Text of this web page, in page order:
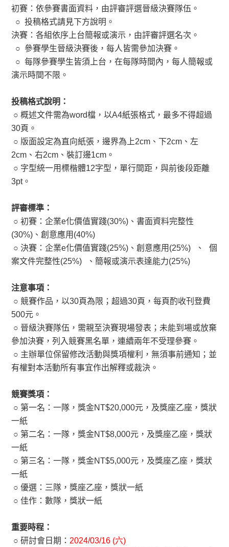
初賽：依參賽書面資料，由評審評選晉級決賽隊伍。
○ 投稿格式請見下方說明。
決賽：各組依序上台簡報或演示，由評審評選名次。
○ 參賽學生晉級決賽後，每人皆需參加決賽。
○ 每隊參賽學生皆須上台，在每隊時間內，每人簡報或
演示時間不限。
投稿格式說明：
○ 概述文件需為word檔，以A4紙張格式，最多不得超過
30頁。
○ 版面設定為直向紙張，邊界為上2cm、下2cm、左
2cm、右2cm、裝訂邊1cm。
○ 字型統一用標楷體12字型，單行間距，與前後段距離
3pt。
評審標準：
○初賽：企業e化價值實踐(30%)、書面資料完整性
(30%)、創意應用(40%)
○ 決賽：企業e化價值實踐(25%)、創意應用(25%) 、 個
案文件完整性(25%) 、簡報或演示表達能力(25%)
注意事項：
○ 競賽作品，以30頁為限；超過30頁，每頁酌收刊登費
500元。
○晉級決賽隊伍，需親至決賽現場發表；未能到場或放棄
參加決賽，列入競賽黑名單，連續兩年不受理參賽。
○ 主辦單位保留修改活動與獎項權利，無須事前通知；並
有權對本活動所有事宜作出解釋或裁決。
競賽獎項：
○ 第一名：一隊，獎金NT$20,000元，及獎座乙座，獎狀
一紙
○ 第二名：一隊，獎金NT$8,000元，及獎座乙座，獎狀
一紙
○ 第三名：一隊，獎金NT$5,000元，及獎座乙座，獎狀
一紙
○優選：三隊，獎座乙座，獎狀一紙
○佳作：數隊，獎狀一紙
重要時程：
○研討會日期： 2024/03/16 (六)